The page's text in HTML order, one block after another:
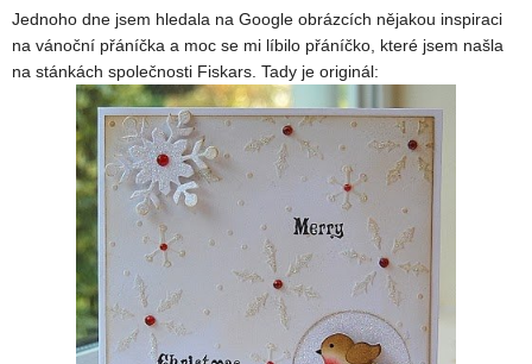
Jednoho dne jsem hledala na Google obrázcích nějakou inspiraci
na vánoční přáníčka a moc se mi líbilo přáníčko, které jsem našla
na stánkách společnosti Fiskars. Tady je originál: